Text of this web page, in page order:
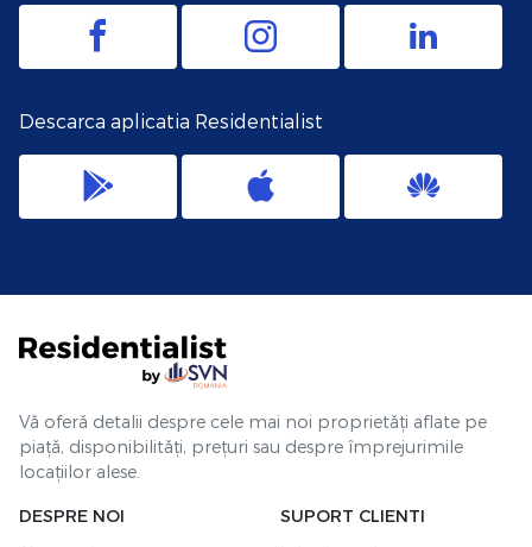
Descarca aplicatia Residentialist
Vă oferă detalii despre cele mai noi proprietăți aflate pe
piață, disponibilități, prețuri sau despre împrejurimile
locațiilor alese.
DESPRE NOI SUPORT CLIENTI